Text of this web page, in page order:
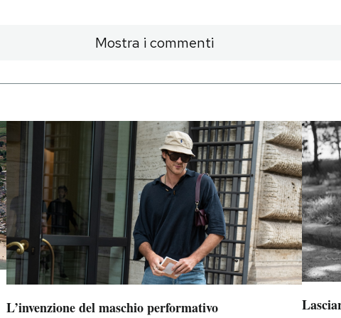
Mostra i commenti
L’invenzione del maschio performativo